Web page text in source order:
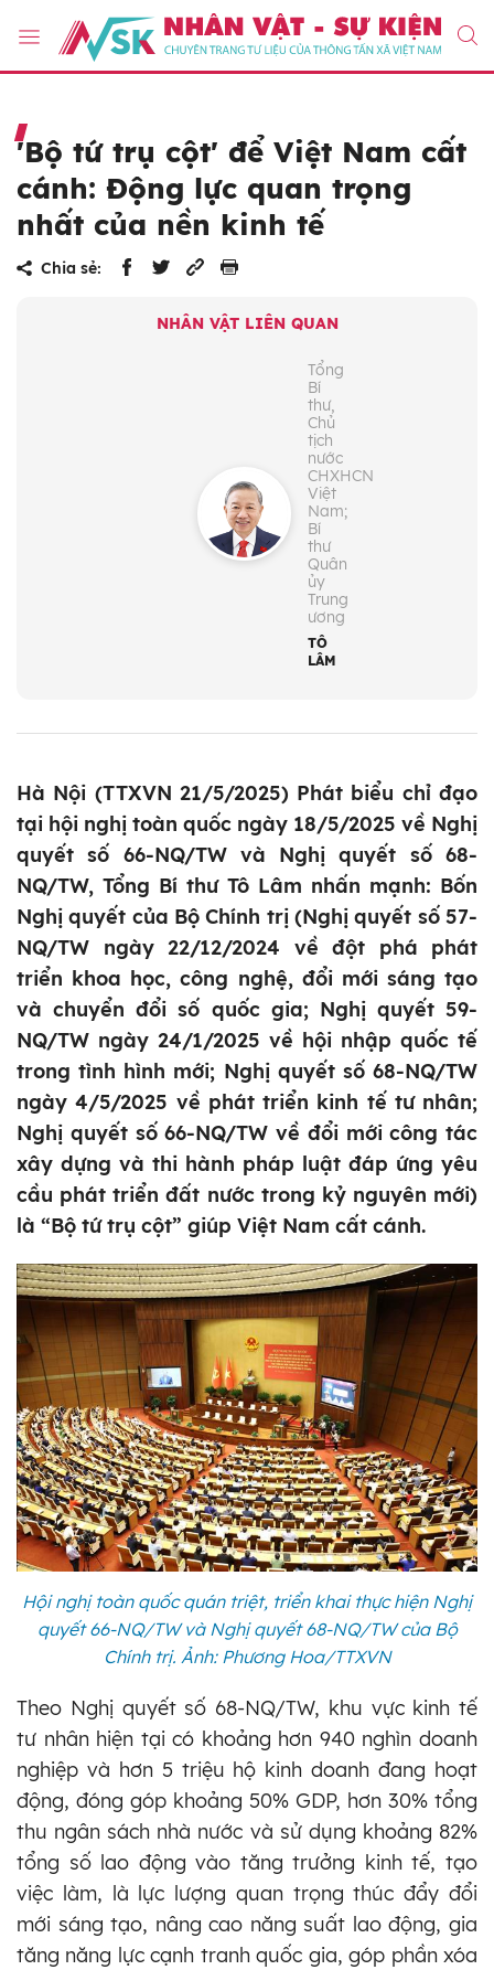
'Bộ tứ trụ cột' để Việt Nam cất
cánh: Động lực quan trọng
nhất của nền kinh tế
Chia sẻ:
NHÂN VẬT LIÊN QUAN
Tổng
Bí
thư,
Chủ
tịch
nước
CHXHCN
Việt
Nam;
Bí
thư
Quân
ủy
Trung
ương
TÔ
LÂM
Hà Nội (TTXVN 21/5/2025) Phát biểu chỉ đạo
tại hội nghị toàn quốc ngày 18/5/2025 về Nghị
quyết số 66-NQ/TW và Nghị quyết số 68-
NQ/TW, Tổng Bí thư Tô Lâm nhấn mạnh: Bốn
Nghị quyết của Bộ Chính trị (Nghị quyết số 57-
NQ/TW ngày 22/12/2024 về đột phá phát
triển khoa học, công nghệ, đổi mới sáng tạo
và chuyển đổi số quốc gia; Nghị quyết 59-
NQ/TW ngày 24/1/2025 về hội nhập quốc tế
trong tình hình mới; Nghị quyết số 68-NQ/TW
ngày 4/5/2025 về phát triển kinh tế tư nhân;
Nghị quyết số 66-NQ/TW về đổi mới công tác
xây dựng và thi hành pháp luật đáp ứng yêu
cầu phát triển đất nước trong kỷ nguyên mới)
là “Bộ tứ trụ cột” giúp Việt Nam cất cánh.
Hội nghị toàn quốc quán triệt, triển khai thực hiện Nghị
quyết 66-NQ/TW và Nghị quyết 68-NQ/TW của Bộ
Chính trị. Ảnh: Phương Hoa/TTXVN
Theo Nghị quyết số 68-NQ/TW, khu vực kinh tế
tư nhân hiện tại có khoảng hơn 940 nghìn doanh
nghiệp và hơn 5 triệu hộ kinh doanh đang hoạt
động, đóng góp khoảng 50% GDP, hơn 30% tổng
thu ngân sách nhà nước và sử dụng khoảng 82%
tổng số lao động vào tăng trưởng kinh tế, tạo
việc làm, là lực lượng quan trọng thúc đẩy đổi
mới sáng tạo, nâng cao năng suất lao động, gia
tăng năng lực cạnh tranh quốc gia, góp phần xóa